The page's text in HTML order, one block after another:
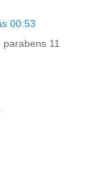
00:53
11